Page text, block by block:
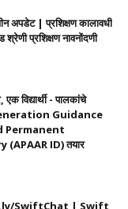
अपडेट | प्रशिक्षण कालावधी‌
प्रशिक्षण नावनोंदणी
विद्यार्थी - पालकांचे
Guidance
Permanent
ID) तयार
SwiftChat | Swift